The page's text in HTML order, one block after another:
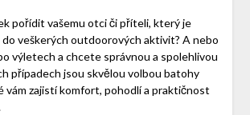
pořídit vašemu otci či příteli, který je
do veškerých outdoorových aktivit? A nebo
výletech a chcete správnou a spolehlivou
případech jsou skvělou volbou batohy
vám zajistí komfort, pohodlí a praktičnost